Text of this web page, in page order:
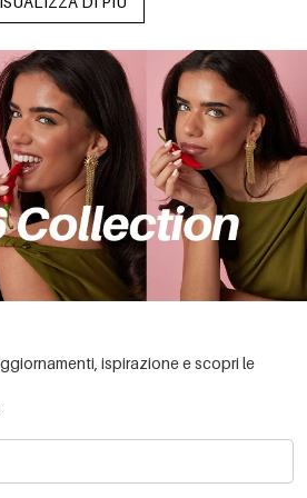
ispirazione e scopri le